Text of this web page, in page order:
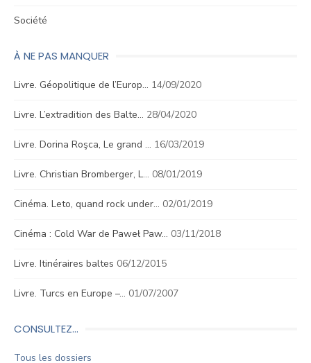
Société
À NE PAS MANQUER
Livre. Géopolitique de l’Europ… 14/09/2020
Livre. L’extradition des Balte… 28/04/2020
Livre. Dorina Roşca, Le grand … 16/03/2019
Livre. Christian Bromberger, L… 08/01/2019
Cinéma. Leto, quand rock under… 02/01/2019
Cinéma : Cold War de Paweł Paw… 03/11/2018
Livre. Itinéraires baltes 06/12/2015
Livre. Turcs en Europe –… 01/07/2007
CONSULTEZ…
Tous les dossiers